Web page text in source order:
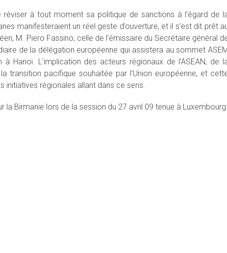
à tout moment sa politique de sanctions à l’égard de
manifesteraient un réel geste d’ouverture, et il s’est dit prêt
M. Piero Fassino, celle de l’émissaire du Secrétaire général
de la délégation européenne qui assistera au sommet
Hanoï. L’implication des acteurs régionaux de l’ASEAN, de
transition pacifique souhaitée par l’Union européenne, et
initiatives régionales allant dans ce sens.
la Birmanie lors de la session du 27 avril 09 tenue à Luxembourg.